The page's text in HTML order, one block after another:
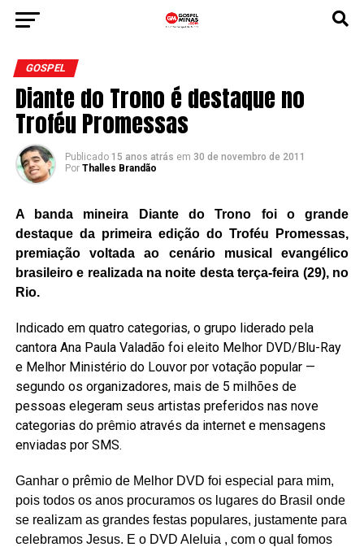
GOSPEL
Diante do Trono é destaque no
Troféu Promessas
Publicado 15 anos atrás em 30 de novembro de 2011
Por Thalles Brandão
A banda mineira Diante do Trono foi o grande
destaque da primeira edição do Troféu Promessas,
premiação voltada ao cenário musical evangélico
brasileiro e realizada na noite desta terça-feira (29), no
Rio.
Indicado em quatro categorias, o grupo liderado pela
cantora Ana Paula Valadão foi eleito Melhor DVD/Blu-Ray
e Melhor Ministério do Louvor por votação popular —
segundo os organizadores, mais de 5 milhões de
pessoas elegeram seus artistas preferidos nas nove
categorias do prêmio através da internet e mensagens
enviadas por SMS.
Ganhar o prêmio de Melhor DVD foi especial para mim,
pois todos os anos procuramos os lugares do Brasil onde
se realizam as grandes festas populares, justamente para
celebramos Jesus. E o DVD Aleluia , com o qual fomos